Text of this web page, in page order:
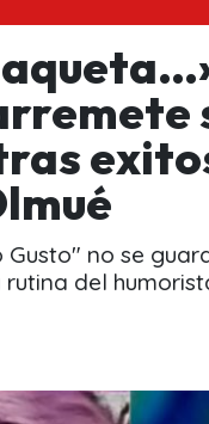
Gusto" no se
del